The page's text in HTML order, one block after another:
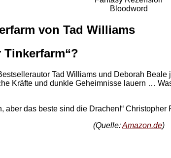
Bloodword
von Tad Williams
Tinkerfarm“?
Tad Williams und Deborah
Kräfte und dunkle Geheimnisse lauern …
aber das beste sind die Drachen!“ Christopher
(Quelle:Amazon.de)